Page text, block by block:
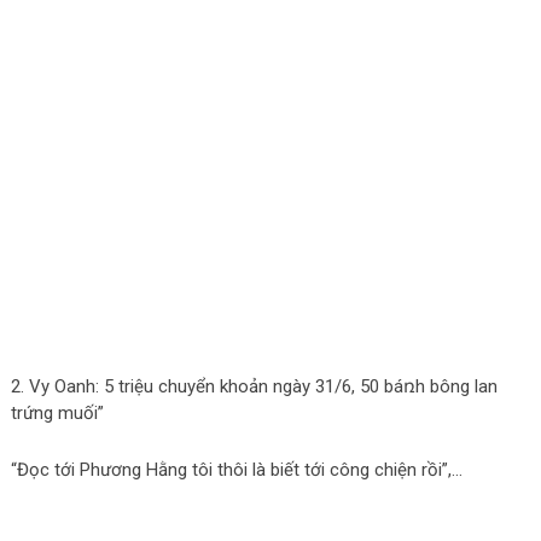
2. Vy Oanh: 5 triệu chuyển khoản ngày 31/6, 50 báռh bông lan
trứng muối”
“Đọc tới Phương Hằng tôi thôi là biết tới công chiện rồi”,…